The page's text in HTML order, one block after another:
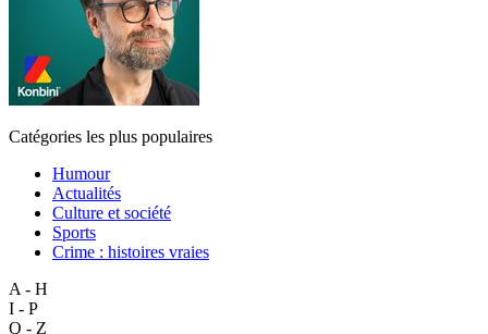
Catégories les plus populaires
Humour
Actualités
Culture et société
Sports
Crime : histoires vraies
A - H
I - P
Q - Z